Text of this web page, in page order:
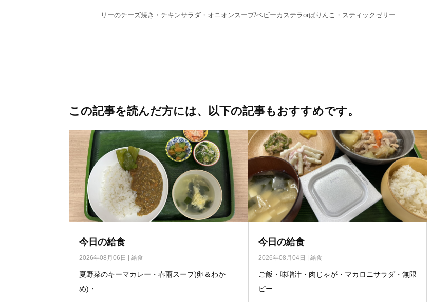
リーのチーズ焼き・チキンサラダ・オニオンスープ/ベビーカステラorぱりんこ・スティックゼリー
この記事を読んだ方には、以下の記事もおすすめです。
今日の給食
2026年08月06日 |給食
夏野菜のキーマカレー・春雨スープ(卵＆わか
め)・...
今日の給食
2026年08月04日 給食
ご飯・味噌汁・肉じゃが・マカロニサラダ・無限
ピー...